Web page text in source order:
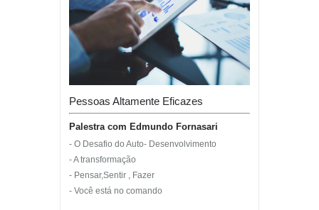
Pessoas Altamente Eficazes
Palestra com Edmundo Fornasari
- O Desafio do Auto- Desenvolvimento
- A transformação
- Pensar,Sentir , Fazer
- Você está no comando